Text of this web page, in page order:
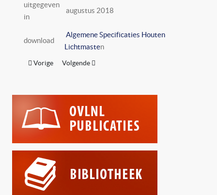
uitgegeven
in
augustus 2018
download
Algemene Specificaties Houten
Lichtmasten
Vorig artikel: Visie document draadloze communicatie over
Vorige Volgende artikel: Aandachtspunten bij aanschaf
Volgende